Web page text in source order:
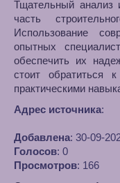
Тщательный анализ
часть
Использование
опытных
обеспечить их
стоит обратиться
практическими
Адрес источника:
Добавлена: 30-09-
Голосов: 0
Просмотров: 166